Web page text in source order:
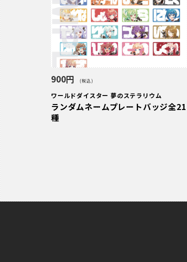
900円 (税込)
ワールドダイスター 夢のステラリウム
ランダムネームプレートバッジ全21
種